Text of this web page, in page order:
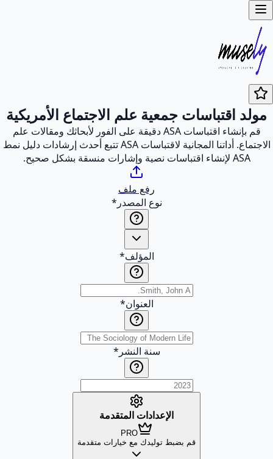
مولد اقتباسات جمعية علم الاجتماع الأمريكية
قم بإنشاء اقتباسات ASA دقيقة على الفور لأبحاثك ومقالات علم
الاجتماع. أداتنا المجانية لاقتباسات ASA تتبع أحدث إرشادات دليل نمط
ASA لإنشاء اقتباسات نصية وإشارات منسقة بشكل صحيح.
رفع ملف
نوع المصدر *
المؤلف*
العنوان*
سنة النشر *
الإعدادات المتقدمة
PRO
قم بضبط توليدك مع خيارات متقدمة